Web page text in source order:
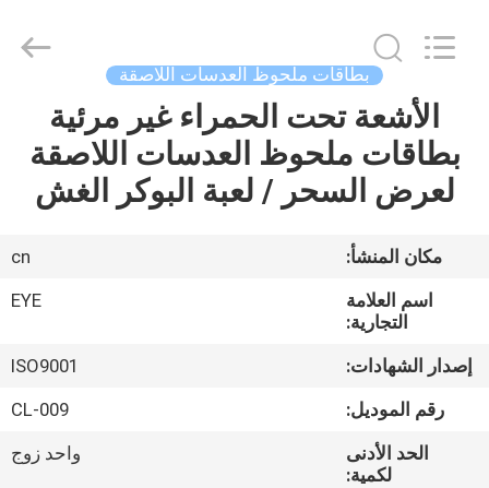
منزل
المنتجات
حول
جولة
المعمل
Center.
بطاقات ملحوظ العدسات اللاصقة
الأشعة تحت الحمراء غير مرئية
بطاقات ملحوظ العدسات اللاصقة
لعرض السحر / لعبة البوكر الغش
مكان المنشأ:
cn
اسم العلامة
التجارية:
EYE
إصدار الشهادات:
ISO9001
رقم الموديل:
CL-009
الحد الأدنى
لكمية:
واحد زوج